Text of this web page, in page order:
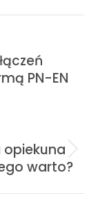
PN-EN
opiekuna
warto?